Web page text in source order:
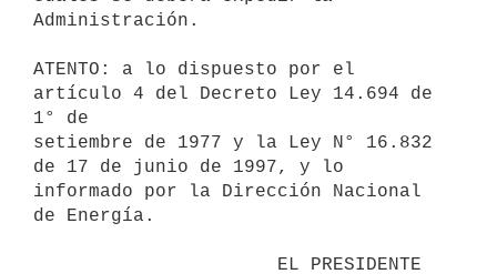
Administración.
ATENTO: a lo dispuesto por el
artículo 4 del Decreto Ley 14.694 de
1° de
setiembre de 1977 y la Ley N° 16.832
de 17 de junio de 1997, y lo
informado por la Dirección Nacional
de Energía.